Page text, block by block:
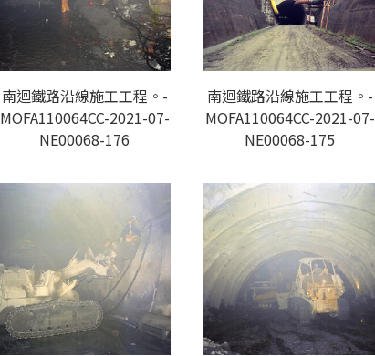
南迴鐵路沿線施工工程。-
MOFA110064CC-2021-07-
NE00068-176
南迴鐵路沿線施工工程。-
MOFA110064CC-2021-07-
NE00068-175